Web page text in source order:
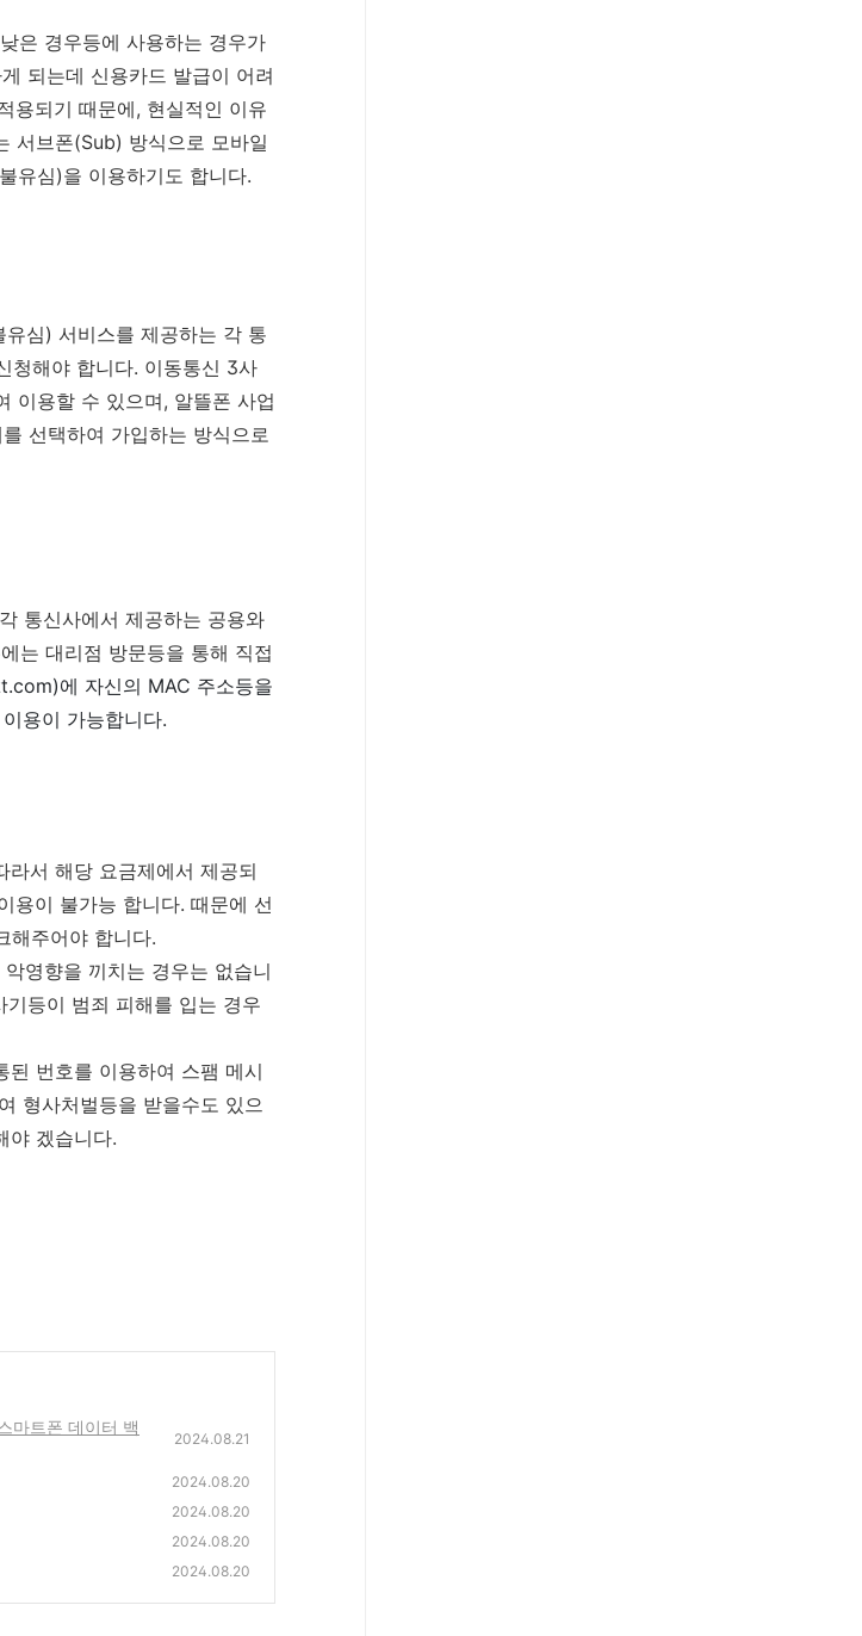
은 경우등에 사용하는 경우가
되는데 신용카드 발급이 어려
용되기 때문에, 현실적인 이유
서브폰(Sub) 방식으로 모바일
유심)을 이용하기도 합니다.
심) 서비스를 제공하는 각 통
청해야 합니다. 이동통신 3사
이용할 수 있으며, 알뜰폰 사업
선택하여 가입하는 방식으로
통신사에서 제공하는 공용와
는 대리점 방문등을 통해 직접
에 자신의 MAC 주소등을
용이 가능합니다.
서 해당 요금제에서 제공되
용이 불가능 합니다. 때문에 선
해주어야 합니다.
영향을 끼치는 경우는 없습니
등이 범죄 피해를 입는 경우
번호를 이용하여 스팸 메시
형사처벌등을 받을수도 있으
야 겠습니다.
마트폰 데이터 백
2024.08.21
2024.08.20
2024.08.20
2024.08.20
2024.08.20